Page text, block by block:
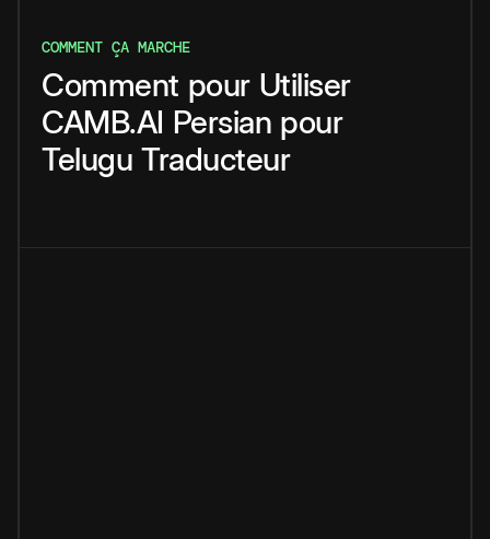
COMMENT ÇA MARCHE
Comment pour Utiliser
CAMB.AI Persian pour
Telugu Traducteur